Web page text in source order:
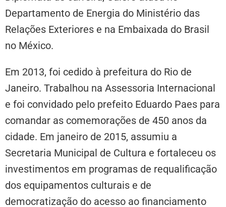
Departamento de Energia do Ministério das
Relações Exteriores e na Embaixada do Brasil
no México.
Em 2013, foi cedido à prefeitura do Rio de
Janeiro. Trabalhou na Assessoria Internacional
e foi convidado pelo prefeito Eduardo Paes para
comandar as comemorações de 450 anos da
cidade. Em janeiro de 2015, assumiu a
Secretaria Municipal de Cultura e fortaleceu os
investimentos em programas de requalificação
dos equipamentos culturais e de
democratização do acesso ao financiamento